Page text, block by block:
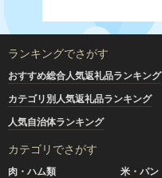
ランキングでさがす
おすすめ総合人気返礼品ランキング
カテゴリ別人気返礼品ランキング
人気自治体ランキング
カテゴリでさがす
肉・ハム類 米・パン